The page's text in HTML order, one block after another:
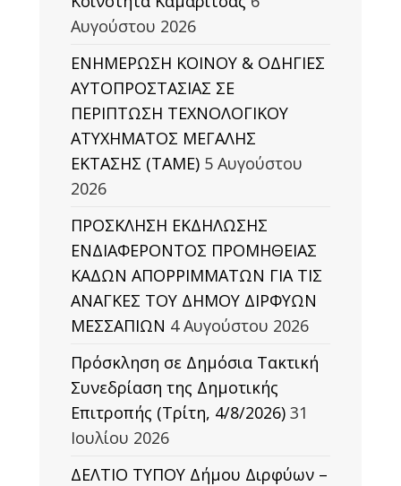
Αυγούστου 2026
ΕΝΗΜΕΡΩΣΗ ΚΟΙΝΟΥ & ΟΔΗΓΙΕΣ
ΑΥΤΟΠΡΟΣΤΑΣΙΑΣ ΣΕ
ΠΕΡΙΠΤΩΣΗ ΤΕΧΝΟΛΟΓΙΚΟΥ
ΑΤΥΧΗΜΑΤΟΣ ΜΕΓΑΛΗΣ
ΕΚΤΑΣΗΣ (TAΜΕ) 5 Αυγούστου
2026
ΠΡΟΣΚΛΗΣΗ ΕΚΔΗΛΩΣΗΣ
ΕΝΔΙΑΦΕΡΟΝΤΟΣ ΠΡΟΜΗΘΕΙΑΣ
ΚΑΔΩΝ ΑΠΟΡΡΙΜΜΑΤΩΝ ΓΙΑ ΤΙΣ
ΑΝΑΓΚΕΣ ΤΟΥ ΔΗΜΟΥ ΔΙΡΦΥΩΝ
ΜΕΣΣΑΠΙΩΝ 4 Αυγούστου 2026
Πρόσκληση σε Δημόσια Τακτική
Συνεδρίαση της Δημοτικής
Επιτροπής (Τρίτη, 4/8/2026) 31
Ιουλίου 2026
ΔΕΛΤΙΟ ΤΥΠΟΥ Δήμου Διρφύων –